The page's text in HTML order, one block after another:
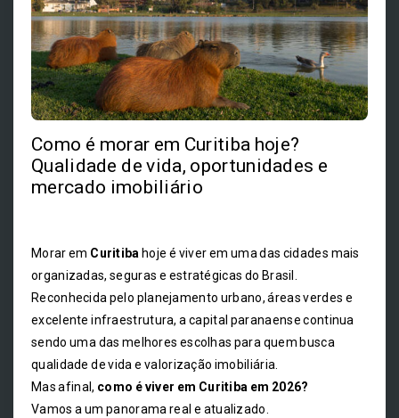
Como é morar em Curitiba hoje?
Qualidade de vida, oportunidades e
mercado imobiliário
Morar em Curitiba hoje é viver em uma das cidades mais
organizadas, seguras e estratégicas do Brasil.
Reconhecida pelo planejamento urbano, áreas verdes e
excelente infraestrutura, a capital paranaense continua
sendo uma das melhores escolhas para quem busca
qualidade de vida e valorização imobiliária.
Mas afinal, como é viver em Curitiba em 2026?
Vamos a um panorama real e atualizado.